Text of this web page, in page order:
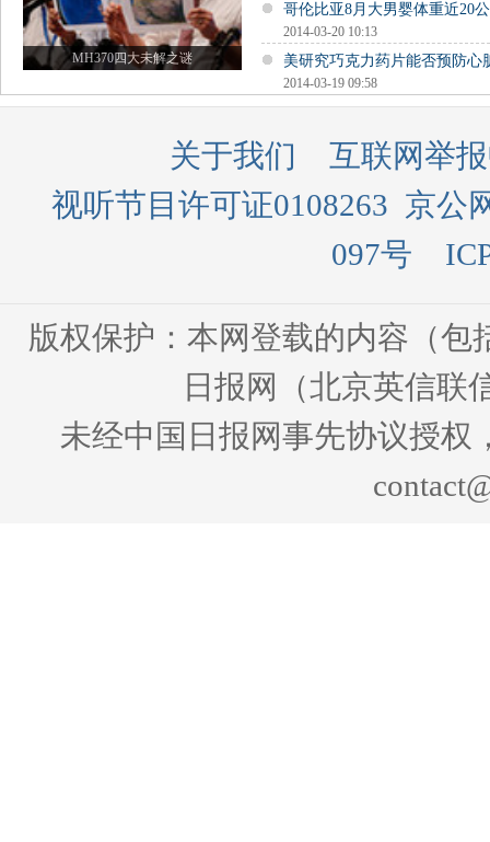
MH370四大未解之谜
哥伦比亚8月大男婴体重近20
2014-03-20 10:13
美研究巧克力药片能否预防心
2014-03-19 09:58
关于我们
互联网举
视听节目许可证0108263 京公
097号
版权保护：本网登载的内容（
日报网（北京英信联
未经中国日报网事先协议授权